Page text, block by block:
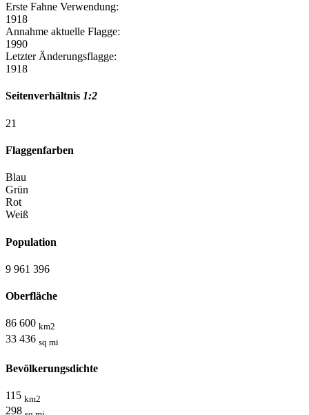
Erste Fahne Verwendung:
1918
Annahme aktuelle Flagge:
1990
Letzter Änderungsflagge:
1918
Seitenverhältnis 1:2
21
Flaggenfarben
Blau
Grün
Rot
Weiß
Population
9 961 396
Oberfläche
86 600 km2
33 436 sq mi
Bevölkerungsdichte
115 km2
298